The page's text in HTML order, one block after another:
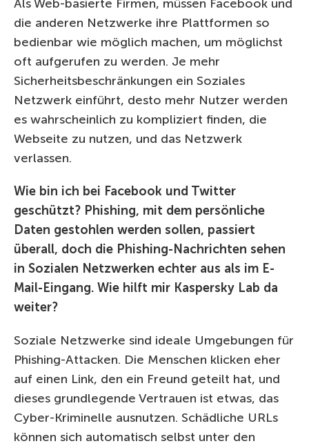
Als Web-basierte Firmen, müssen Facebook und
die anderen Netzwerke ihre Plattformen so
bedienbar wie möglich machen, um möglichst
oft aufgerufen zu werden. Je mehr
Sicherheitsbeschränkungen ein Soziales
Netzwerk einführt, desto mehr Nutzer werden
es wahrscheinlich zu kompliziert finden, die
Webseite zu nutzen, und das Netzwerk
verlassen.
Wie bin ich bei Facebook und Twitter
geschützt? Phishing, mit dem persönliche
Daten gestohlen werden sollen, passiert
überall, doch die Phishing-Nachrichten sehen
in Sozialen Netzwerken echter aus als im E-
Mail-Eingang. Wie hilft mir Kaspersky Lab da
weiter?
Soziale Netzwerke sind ideale Umgebungen für
Phishing-Attacken. Die Menschen klicken eher
auf einen Link, den ein Freund geteilt hat, und
dieses grundlegende Vertrauen ist etwas, das
Cyber-Kriminelle ausnutzen. Schädliche URLs
können sich automatisch selbst unter den